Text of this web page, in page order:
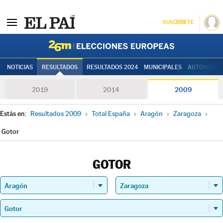
SUSCRÍBETE
NOTICIAS RESULTADOS RESULTADOS 2024 MUNICIPALES
2019 2014 2009
Estás en: Resultados 2009 » Total España » Aragón » Zaragoza »
Gotor
GOTOR